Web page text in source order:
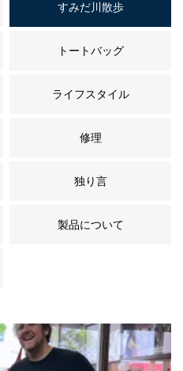
すみだ川散歩
トートバッグ
ライフスタイル
修理
独り言
製品について